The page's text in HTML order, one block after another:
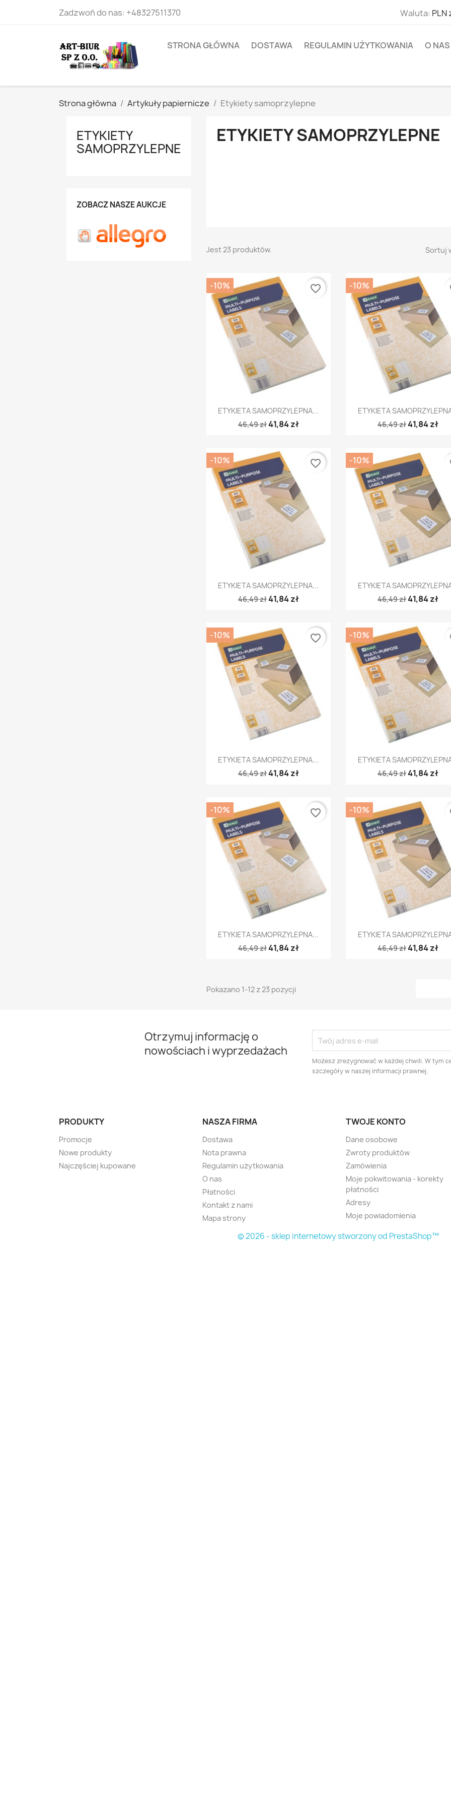
Zadzwoń do nas: +48327511370 Waluta: PLN
STRONA GŁÓWNA DOSTAWA REGULAMIN UŻYTKOWANIA O NAS
Strona główna Artykuły papiernicze Etykiety samoprzylepne
ETYKIETY
SAMOPRZYLEPNE
ZOBACZ NASZE AUKCJE
ETYKIETY SAMOPRZYLEPNE
Jest 23 produktów. Sortuj
Szybki podgląd
ETYKIETA SAMOPRZYLEPNA...
46,49 zł41,84 zł
-10% favorite_border
Szybki podgląd
ETYKIETA
46,49 zł41,84 zł
-10%
Szybki podgląd
ETYKIETA SAMOPRZYLEPNA...
46,49 zł41,84 zł
-10% favorite_border
Szybki podgląd
ETYKIETA
46,49 zł41,84 zł
-10%
Szybki podgląd
ETYKIETA SAMOPRZYLEPNA...
46,49 zł41,84 zł
-10% favorite_border
Szybki podgląd
ETYKIETA
46,49 zł41,84 zł
-10%
Szybki podgląd
ETYKIETA SAMOPRZYLEPNA...
46,49 zł41,84 zł
-10% favorite_border
Szybki podgląd
ETYKIETA
46,49 zł41,84 zł
-10%
Pokazano 1-12 z 23 pozycji
Otrzymuj informację o
nowościach i wyprzedażach
Możesz zrezygnować w każdej chwili. W tym
szczegóły w naszej informacji prawnej.
PRODUKTY
Promocje
Nowe produkty
Najczęściej kupowane
NASZA FIRMA
Dostawa
Nota prawna
Regulamin użytkowania
O nas
Płatności
Kontakt z nami
Mapa strony
TWOJE KONTO
Dane osobowe
Zwroty produktów
Zamówienia
Moje pokwitowania - korekty
płatności
Adresy
Moje powiadomienia
© 2026 - sklep internetowy stworzony od PrestaShop™